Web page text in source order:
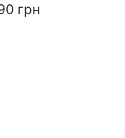
грн